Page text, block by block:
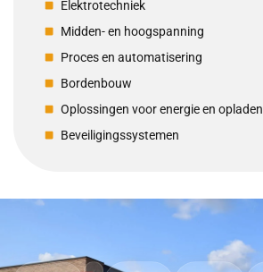
Elektrotechniek
Midden- en hoogspanning
Proces en automatisering
Bordenbouw
Oplossingen voor energie en opladen
Beveiligingssystemen